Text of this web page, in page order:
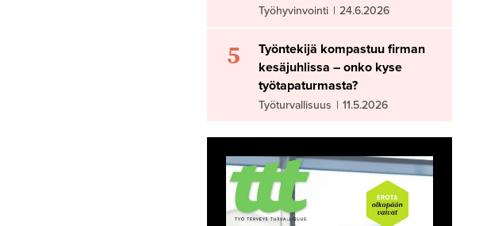
Työhyvinvointi | 24.6.2026
5
Työntekijä kompastuu firman
kesäjuhlissa – onko kyse
työtapaturmasta?
Työturvallisuus | 11.5.2026